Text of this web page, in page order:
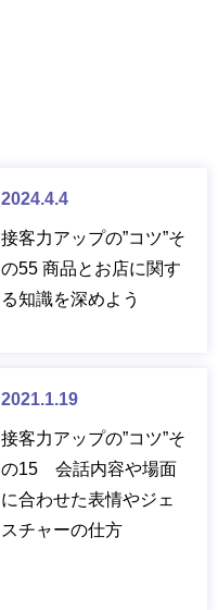
2024.4.4
接客力アップの”コツ”そ
の55 商品とお店に関す
る知識を深めよう
2021.1.19
接客力アップの”コツ”そ
の15 会話内容や場面
に合わせた表情やジェ
スチャーの仕方